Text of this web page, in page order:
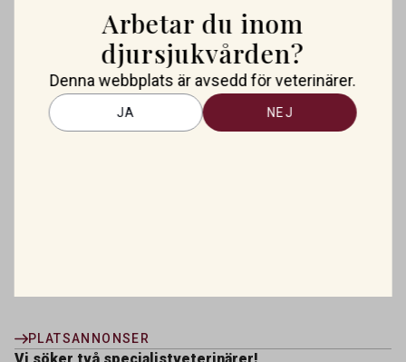
rimliga, praktiska och värda att investera i.
För veterinärer som arbetar med
nötbesättningar ger studien en inblick i hur
lantbrukare resonerar kring smittskydd och
vilka åtgärder som har störst förutsättningar att
PLATSANNONSER
Arbetar du inom
djursjukvården?
Denna webbplats är avsedd för veterinärer.
JA NEJ